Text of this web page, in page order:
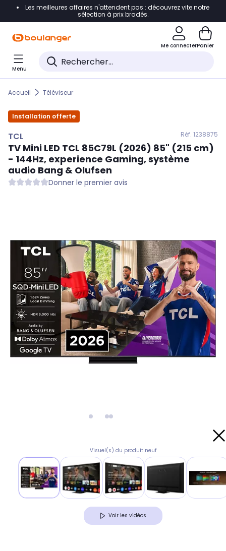
Accéder directement à la navigation
Accéder directement au pied de page
Accéder directement au chatbot
Les meilleures affaires n'attendent pas : découvrez vite notre
sélection à prix bradés.
Me connecterPanier
Menu
Accueil Téléviseur
Installation offerte
TCL Réf. 1238875
TV Mini LED TCL 85C79L (2026) 85" (215 cm)
- 144Hz, experience Gaming, système
audio Bang & Olufsen
Donner le premier avis
Visuel(s) du produit neuf
Voir les vidéos